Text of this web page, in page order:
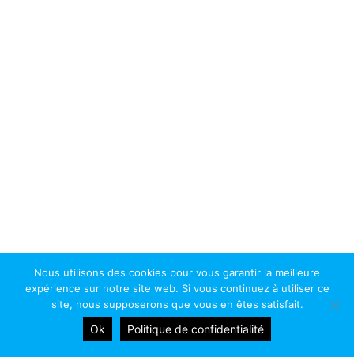
Copyright 2026 - Athénée Royal de Chênée. Tous droits réservés.
Site réalisé par ProduWeb
Nous utilisons des cookies pour vous garantir la meilleure
expérience sur notre site web. Si vous continuez à utiliser ce
site, nous supposerons que vous en êtes satisfait.
Ok Politique de confidentialité